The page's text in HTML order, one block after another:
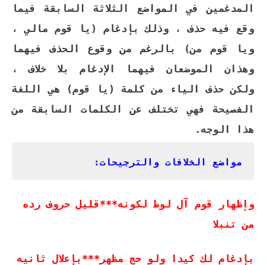
المدغمين في المواضع الثلاثة السابقة فيما
وقع فيه حذف ، وذلك بإدغام (يا قوم مالي ،
ويا قوم من) بالرغم من وقوع الحذف فيهما
وهذان الموضعان فيهما الإدغام بلا خلاف ،
ولكن حذف الياء من كلمة (يا قوم) هي اللغة
الفصيحة فهي تختلف عن الكلمات السابقة من
هذا الوجه.
مواضع الخلافات والترجيحات:
وإظهار قوم آل لوط لكونه***قليل حروف رده
من تنبلا
بإدغام لك كيدا ولو حج مظهر***بإعلال ثانيه